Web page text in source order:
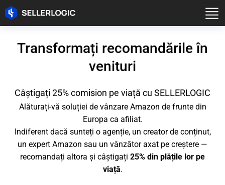
Transformați recomandările în
venituri
Câștigați 25% comision pe viață cu SELLERLOGIC
Alăturați-vă soluției de vânzare Amazon de frunte din
Europa ca afiliat.
Indiferent dacă sunteți o agenție, un creator de conținut,
un expert Amazon sau un vânzător axat pe creștere —
recomandați altora și câștigați 25% din plățile lor pe
viață.